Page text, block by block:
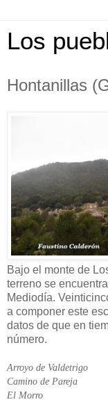
Los
Hontanillas
Bajo el monte de
terreno se
Mediodía.
a componer este
datos de que en
número.
Arroyo de Valdetrigo
Camino de Pareja
El Morro